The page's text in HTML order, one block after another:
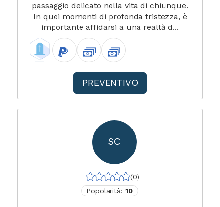
passaggio delicato nella vita di chiunque.
In quei momenti di profonda tristezza, è
importante affidarsi a una realtà d...
PREVENTIVO
SC
(0)
Popolarità: 10